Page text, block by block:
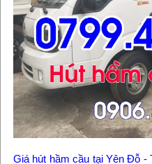
Giá hút hầm cầu tại Yên Đỗ -